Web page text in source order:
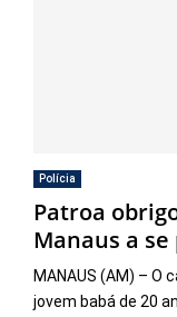
Polícia
Patroa
Manaus a
MANAUS (AM) – O
jovem babá de 20